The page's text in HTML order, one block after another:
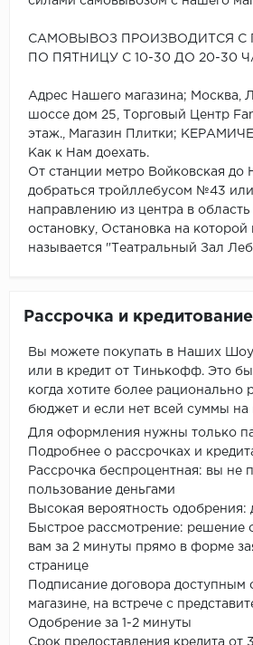
САМОВЫВОЗ ПРОИЗВОДИТСЯ С
ПО ПЯТНИЦУ С 10-30 ДО 20-30
Адрес Нашего магазина; Москва,
шоссе дом 25, Торговый Центр
этаж., Магазин Плитки;
Как к Нам доехать.
От станции метро Войковская до
добраться тройллебусом №43
направлению из центра в
остановку, Остановка на которой
называется "Театральный Зал
Рассрочка и кредитование
Вы можете покупать в Наших
или в кредит от Тинькофф. Это
когда хотите более рационально
бюджет и если нет всей суммы на
Для оформления нужны только
Подробнее о рассрочках и
Рассрочка беспроцентная: вы не
пользование деньгами
Высокая вероятность одобрения:
Быстрое рассмотрение: решение
вам за 2 минуты прямо в форме
странице
Подписание договора доступным
магазине, на встрече с
Одобрение за 1-2 минуты
Срок предоставления кредита от